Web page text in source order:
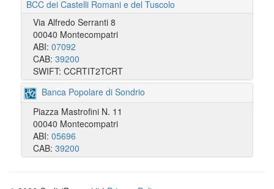
BCC dei Castelli Romani e del Tuscolo
Via Alfredo Serranti 8
00040 Montecompatri
ABI: 07092
CAB: 39200
SWIFT: CCRTIT2TCRT
Banca Popolare di Sondrio
Piazza Mastrofini N. 11
00040 Montecompatri
ABI: 05696
CAB: 39200